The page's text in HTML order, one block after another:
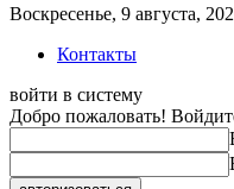
Воскресенье, 9 августа,
Контакты
войти в систему
Добро пожаловать!